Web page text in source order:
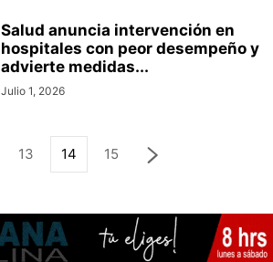
Salud anuncia intervención en
hospitales con peor desempeño y
advierte medidas...
Julio 1, 2026
13 14 15